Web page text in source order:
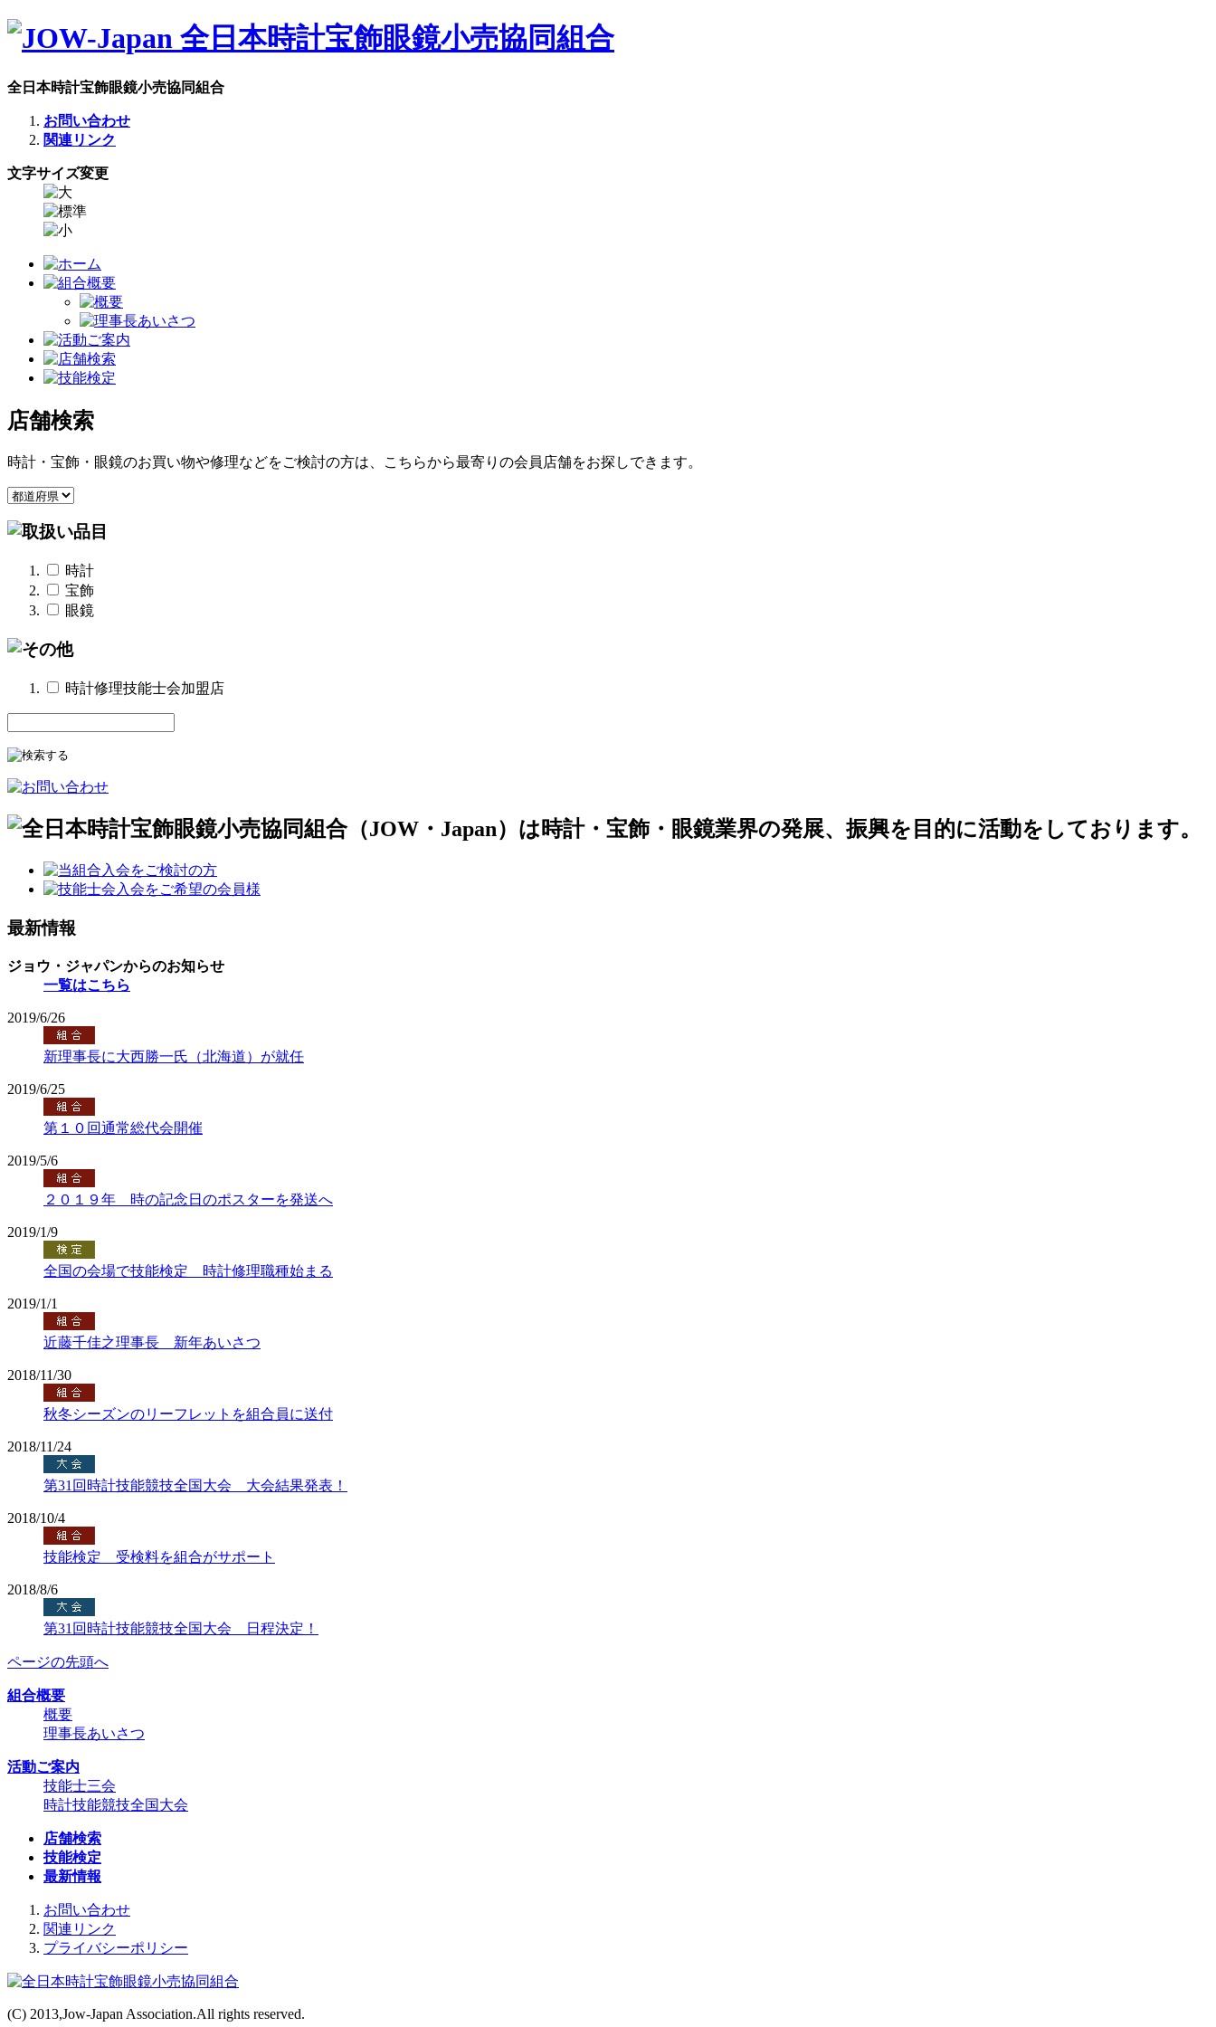
全日本時計宝飾眼鏡小売協同組合
お問い合わせ
関連リンク
文字サイズ変更
店舗検索
時計・宝飾・眼鏡のお買い物や修理などをご検討の方は、こちらから最寄りの会員店舗をお探しできます。
時計
宝飾
眼鏡
時計修理技能士会加盟店
最新情報
ジョウ・ジャパンからのお知らせ
一覧はこちら
2019/6/26
新理事長に大西勝一氏（北海道）が就任
2019/6/25
第１０回通常総代会開催
2019/5/6
２０１９年 時の記念日のポスターを発送へ
2019/1/9
全国の会場で技能検定 時計修理職種始まる
2019/1/1
近藤千佳之理事長 新年あいさつ
2018/11/30
秋冬シーズンのリーフレットを組合員に送付
2018/11/24
第31回時計技能競技全国大会 大会結果発表！
2018/10/4
技能検定 受検料を組合がサポート
2018/8/6
第31回時計技能競技全国大会 日程決定！
ページの先頭へ
組合概要
概要
理事長あいさつ
活動ご案内
技能士三会
時計技能競技全国大会
店舗検索
技能検定
最新情報
お問い合わせ
関連リンク
プライバシーポリシー
(C) 2013,Jow-Japan Association.All rights reserved.